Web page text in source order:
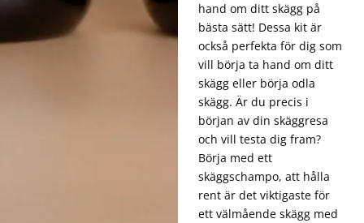
hand om ditt skägg på
bästa sätt! Dessa kit är
också perfekta för dig som
vill börja ta hand om ditt
skägg eller börja odla
skägg. Är du precis i
början av din skäggresa
och vill testa dig fram?
Börja med ett
skäggschampo, att hålla
rent är det viktigaste för
ett välmående skägg med